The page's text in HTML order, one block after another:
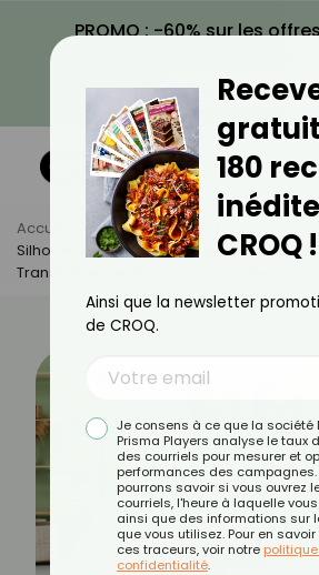
PROMO : -60% sur les
VOIR LA
Accueil Actus
Sport
Silhouette Affinée Et Esprit Apaisé : Cet
Transforme Votre Corps En Douceur
180
CROQ !
Ainsi que la newsletter
de CROQ.
Je consens à ce que la société
Prisma Players analyse le taux
des courriels pour mesurer et
performances des campagnes.
pourrons savoir si vous ouvrez
courriels, l'heure à laquelle
ainsi que des informations sur
que vous utilisez. Pour en
ces traceurs, voir notre
confidentialité.